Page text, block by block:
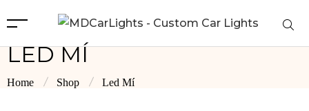
LED MÍ
Home Shop Led Mí